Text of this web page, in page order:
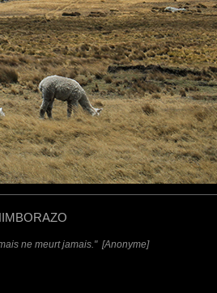
ne meurt jamais." [Anonyme]
Chimborazo est proche de cet équateur, plus que
la plus petite.